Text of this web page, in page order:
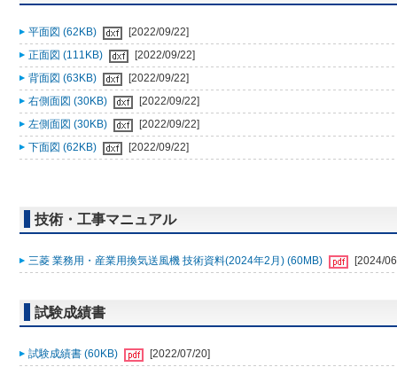
平面図 (62KB)
[2022/09/22]
正面図 (111KB)
[2022/09/22]
背面図 (63KB)
[2022/09/22]
右側面図 (30KB)
[2022/09/22]
左側面図 (30KB)
[2022/09/22]
下面図 (62KB)
[2022/09/22]
技術・工事マニュアル
三菱 業務用・産業用換気送風機 技術資料(2024年2月) (60MB) [2024/
試験成績書
試験成績書 (60KB) [2022/07/20]